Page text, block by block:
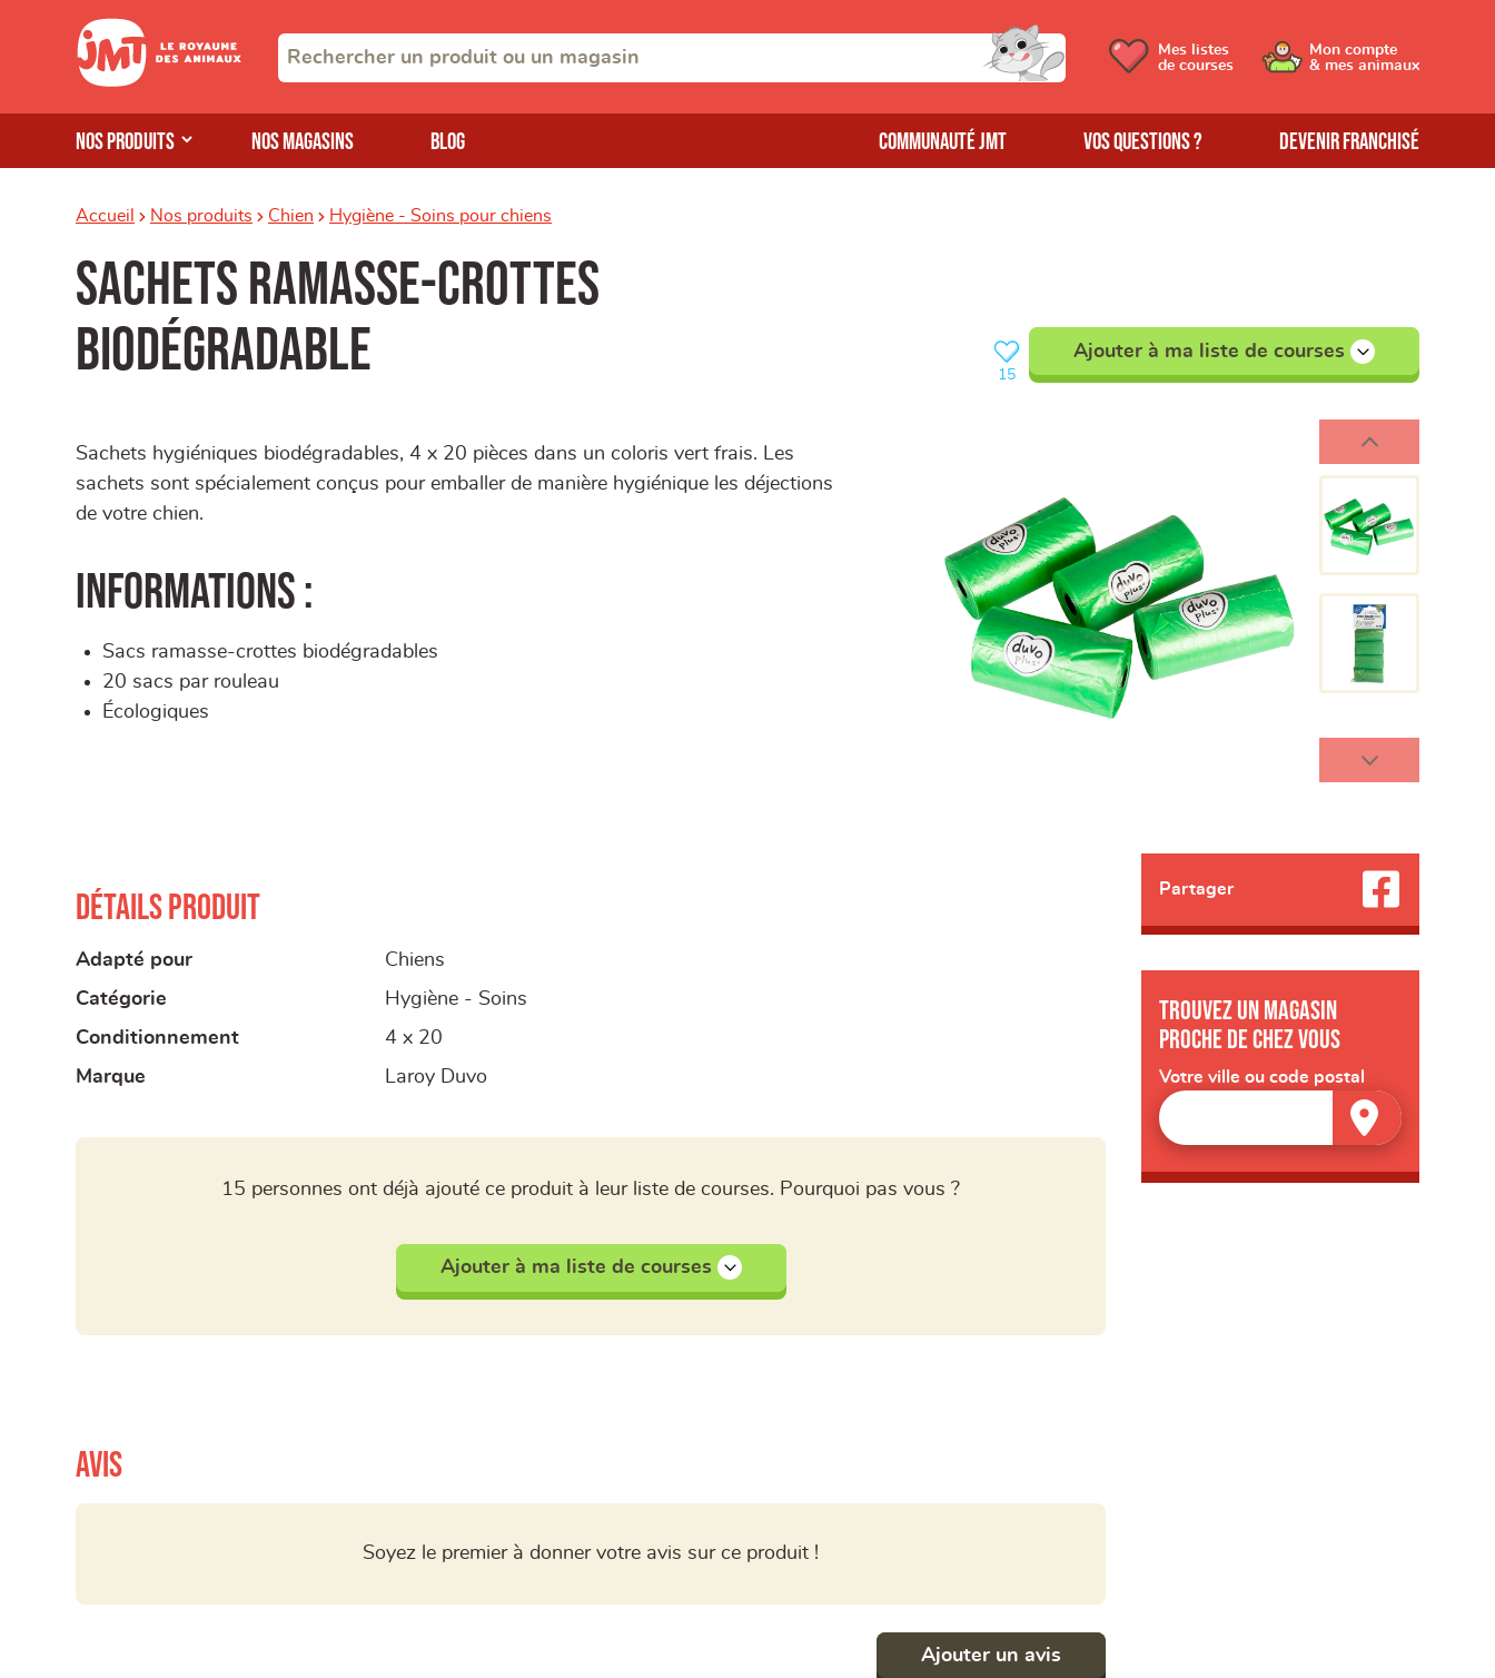
Nos produits Nos magasins Blog Communauté JMT Vos questions ? Devenir franchisé
Mes listes
de courses
Mon compte
& mes animaux
Accueil Nos produits Chien Hygiène - Soins pour chiens
Sachets ramasse-crottes
biodégradable
15
Ajouter à ma liste de courses
Sachets hygiéniques biodégradables, 4 x 20 pièces dans un coloris vert frais. Les
sachets sont spécialement conçus pour emballer de manière hygiénique les déjections
de votre chien.
Informations :
Sacs ramasse-crottes biodégradables
20 sacs par rouleau
Écologiques
Détails produit
Adapté pour
Chiens
Catégorie
Hygiène - Soins
Conditionnement
4 x 20
Marque
Laroy Duvo
15 personnes ont déjà ajouté ce produit à leur liste de courses. Pourquoi pas vous ?
Ajouter à ma liste de courses
Avis
Soyez le premier à donner votre avis sur ce produit !
Ajouter un avis
Partager
Trouvez un magasin
proche de chez vous
Votre ville ou code postal